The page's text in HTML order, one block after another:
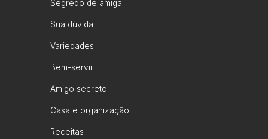
Segredo de amiga
Sua dúvida
Variedades
Bem-servir
Amigo secreto
Casa e organização
Receitas